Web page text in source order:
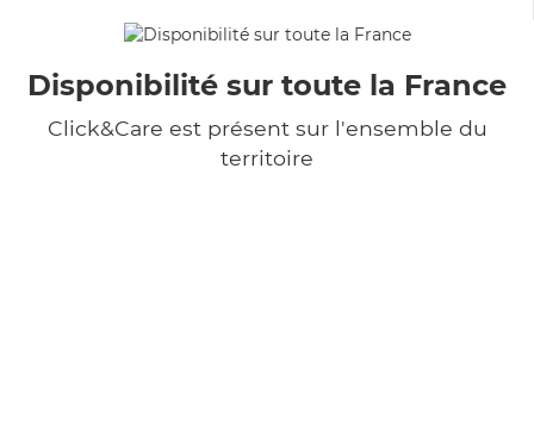
Disponibilité sur toute la France
Click&Care est présent sur l'ensemble du
territoire